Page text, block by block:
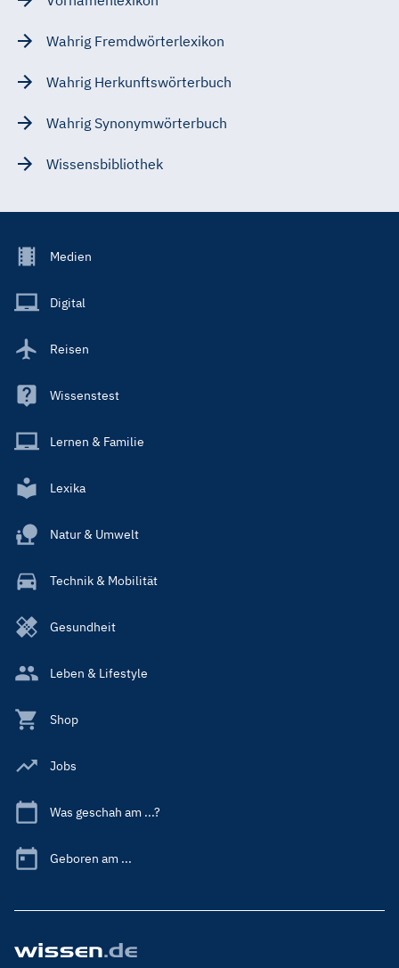
Wahrig Fremdwörterlexikon
Wahrig Herkunftswörterbuch
Wahrig Synonymwörterbuch
Wissensbibliothek
Footer
Main
Medien
Digital
Reisen
Wissenstest
Lernen & Familie
Lexika
Natur & Umwelt
Technik & Mobilität
Gesundheit
Leben & Lifestyle
Shop
Jobs
Was geschah am ...?
Geboren am ...